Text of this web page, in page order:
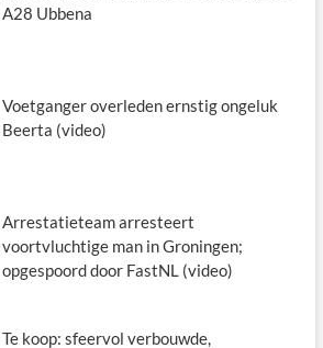
A28 Ubbena
Voetganger overleden ernstig ongeluk
Beerta (video)
Arrestatieteam arresteert
voortvluchtige man in Groningen;
opgespoord door FastNL (video)
Te koop: sfeervol verbouwde,